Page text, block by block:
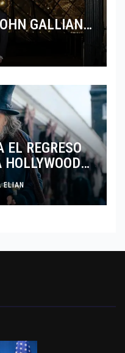
GALLIANO
DEL REY
EL REGRESO
CINE
ELIAN